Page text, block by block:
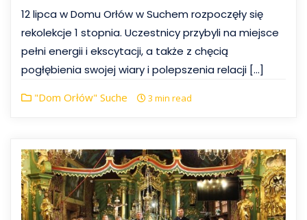
12 lipca w Domu Orłów w Suchem rozpoczęły się
rekolekcje 1 stopnia. Uczestnicy przybyli na miejsce
pełni energii i ekscytacji, a także z chęcią
pogłębienia swojej wiary i polepszenia relacji […]
"Dom Orłów" Suche 3 min read